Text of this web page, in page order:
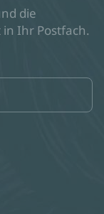
die
Ihr Postfach.